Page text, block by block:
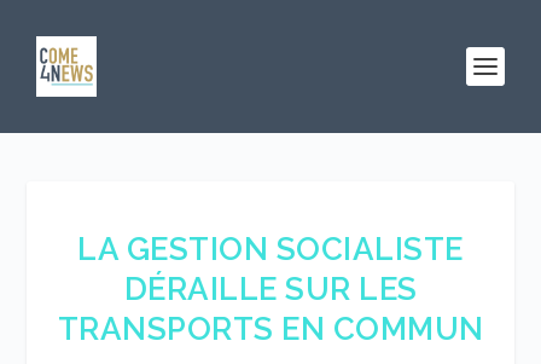
LA GESTION SOCIALISTE
DÉRAILLE SUR LES
TRANSPORTS EN COMMUN